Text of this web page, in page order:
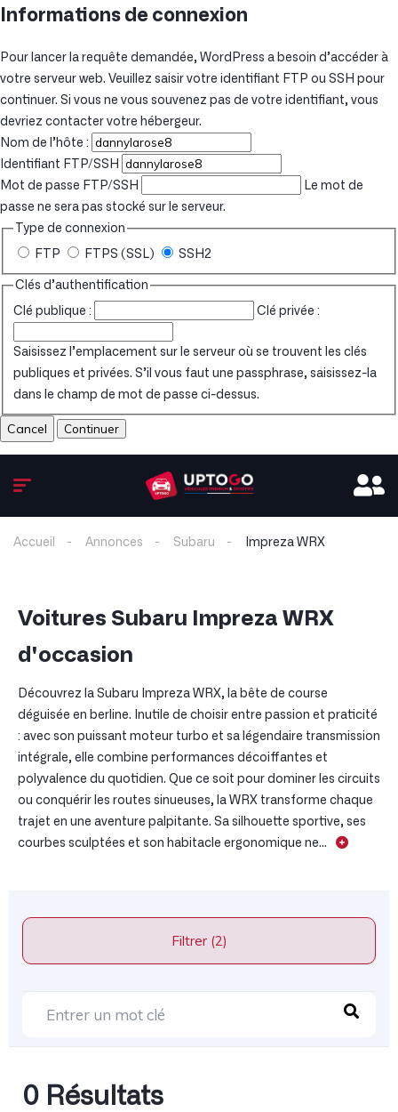
Informations de connexion
Pour lancer la requête demandée, WordPress a besoin d’accéder à
votre serveur web. Veuillez saisir votre identifiant FTP ou SSH pour
continuer. Si vous ne vous souvenez pas de votre identifiant, vous
devriez contacter votre hébergeur.
Nom de l’hôte :
Identifiant FTP/SSH
Mot de passe FTP/SSH
Le mot de
passe ne sera pas stocké sur le serveur.
Type de connexion
FTP FTPS (SSL) SSH2
Clés d’authentification
Clé publique : Clé privée :
Saisissez l’emplacement sur le serveur où se trouvent les clés
publiques et privées. S’il vous faut une passphrase, saisissez-la
dans le champ de mot de passe ci-dessus.
Cancel
Accueil Annonces Subaru Impreza WRX
Voitures Subaru Impreza WRX
d'occasion
Découvrez la Subaru Impreza WRX, la bête de course
déguisée en berline. Inutile de choisir entre passion et praticité
: avec son puissant moteur turbo et sa légendaire transmission
intégrale, elle combine performances décoiffantes et
polyvalence du quotidien. Que ce soit pour dominer les circuits
ou conquérir les routes sinueuses, la WRX transforme chaque
trajet en une aventure palpitante. Sa silhouette sportive, ses
courbes sculptées et son habitacle ergonomique ne...
Filtrer (2)
0 Résultats